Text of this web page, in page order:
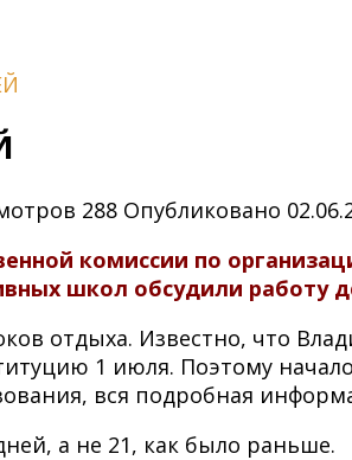
288 Опубликовано
комиссии по
школ обсудили работу
отдыха. Известно, что
1 июля. Поэтому
вся подробная
а не 21, как было раньше.